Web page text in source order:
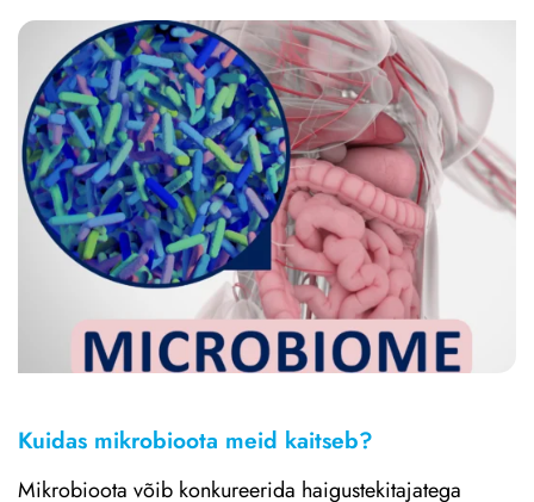
Kuidas mikrobioota meid kaitseb?
Mikrobioota võib konkureerida haigustekitajatega